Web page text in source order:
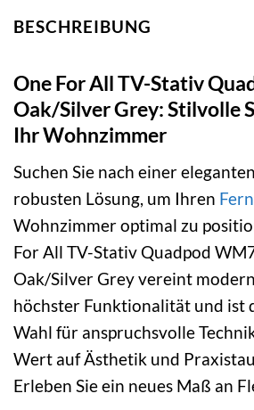
BESCHREIBUNG
One For All TV-Stativ
Oak/Silver Grey: Stilvolle
Ihr Wohnzimmer
Suchen Sie nach einer
robusten Lösung, um Ihren
Wohnzimmer optimal zu
For All TV-Stativ Quadpod
Oak/Silver Grey vereint
höchster Funktionalität und ist
Wahl für anspruchsvolle
Wert auf Ästhetik und
Erleben Sie ein neues Maß an